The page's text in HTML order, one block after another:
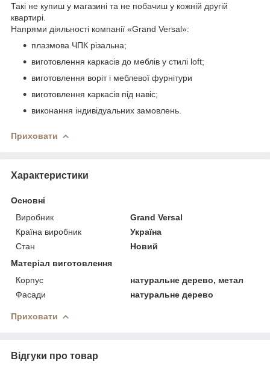
Такі не купиш у магазині та не побачиш у кожній другій
квартирі.
Напрями діяльності компанії «Grand Versal»:
плазмова ЧПК різальна;
виготовлення каркасів до меблів у стилі loft;
виготовлення воріт і меблевої фурнітури
виготовлення каркасів під навіс;
виконання індивідуальних замовлень.
Приховати
Характеристики
Основні
Виробник
Grand Versal
Країна виробник
Україна
Стан
Новий
Матеріал виготовлення
Корпус
натуральне дерево, метал
Фасади
натуральне дерево
Приховати
Відгуки про товар